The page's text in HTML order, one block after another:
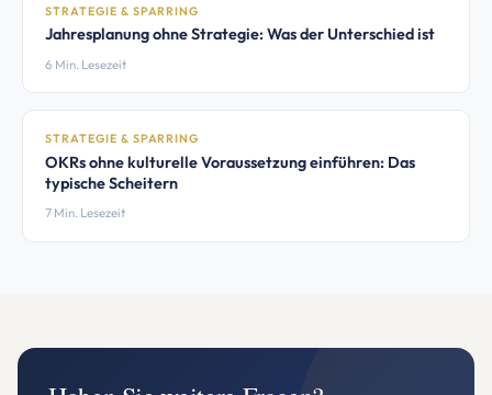
STRATEGIE & SPARRING
Jahresplanung ohne Strategie: Was der Unterschied ist
6 Min. Lesezeit
STRATEGIE & SPARRING
OKRs ohne kulturelle Voraussetzung einführen: Das
typische Scheitern
7 Min. Lesezeit